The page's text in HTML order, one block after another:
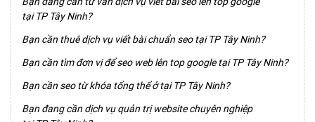
tại TP Tây Ninh?
Bạn cần thuê dịch vụ viết bài chuẩn seo tại TP Tây Ninh?
Bạn cần tìm đơn vị để seo web lên top google tại TP Tây Ninh?
Bạn cần seo từ khóa tổng thể ở tại TP Tây Ninh?
Bạn đang cần dịch vụ quản trị website chuyên nghiệp